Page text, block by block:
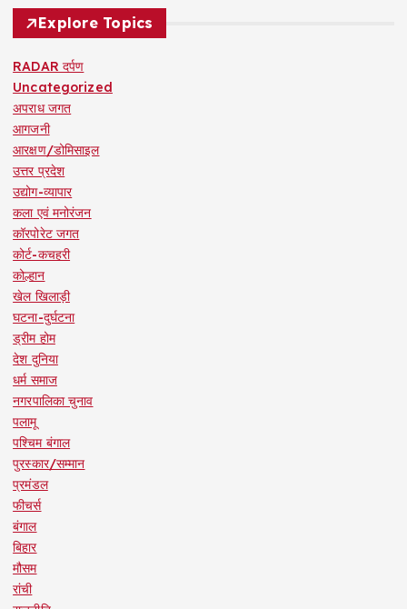
Explore Topics
RADAR दर्पण
Uncategorized
अपराध जगत
आगजनी
आरक्षण/डोमिसाइल
उत्तर प्रदेश
उद्योग-व्यापार
कला एवं मनोरंजन
कॉरपोरेट जगत
कोर्ट-कचहरी
कोल्हान
खेल खिलाड़ी
घटना-दुर्घटना
ड्रीम होम
देश दुनिया
धर्म समाज
नगरपालिका चुनाव
पलामू
पश्चिम बंगाल
पुरस्कार/सम्मान
प्रमंडल
फीचर्स
बंगाल
बिहार
मौसम
रांची